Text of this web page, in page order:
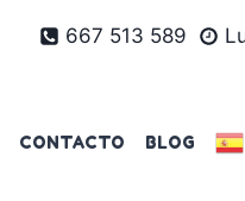
667 513 589
CONTACTO BLOG